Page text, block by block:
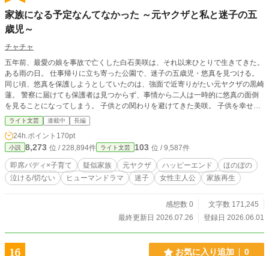
家族になる予定なんてなかった ～元ヤクザと私と迷子の五
歳児～
チャチャ
五年前、最愛の娘を事故で亡くした白石美咲は、それ以来ひとりで生きてきた。
ある雨の日。 仕事帰りに立ち寄った公園で、迷子の五歳児・悠真を見つける。
同じ頃、悠真を保護しようとしていたのは、強面で近寄りがたい元ヤクザの黒崎
蓮。 警察に届けても保護者は見つからず、事情から二人は一時的に悠真の面倒
を見ることになってしまう。 子供との関わりを避けてきた美咲。 子供を幸せに
する資格はないと思い込んでいる黒崎。 正反対の二人だったが、無邪気な悠真
に振り回されるうちに、少しずつ距離を縮めていく。 しかしその裏で――。 悠
真の母・彩乃は事故によって記憶を失い、過去を奪われたまま暮らしていた。
そして彼女のそばには、その状況を利用し、夫を名乗る一人の男がいて……。
失った家族。 守れなかった約束。 そして、もう一度見つける居場所。 これは、
家族になる予定なんてなかった三人が、本当の家族の形を見つけるまでの物語。
笑って、泣いて、心が温かくなる家族再生ストーリー。
ライト文芸 連載中 長編
24h.ポイント 170pt
小説 8,273 位 / 228,894件 ライト文芸 103 位 / 9,587件
即席バディ×子育て 疑似家族 元ヤクザ ハッピーエンド
ほのぼの
泣ける/切ない
ヒューマンドラマ 迷子 女性主人公 家族再生
感想数 0
文字数 171,245
最終更新日 2026.07.26
登録日 2026.06.01
16 お気に入り追加 0